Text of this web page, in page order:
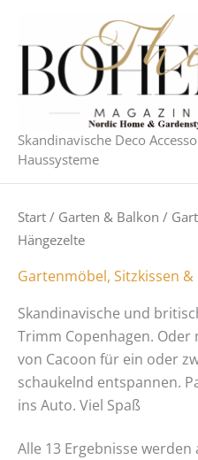
springen
Skandinavische Deco
Haussysteme
Start / Garten & Balkon /
Hängezelte
Gartenmöbel, Sitzkissen
Skandinavische und
Trimm Copenhagen. Oder
von Cacoon für ein oder
schaukelnd entspannen.
ins Auto. Viel Spaß
Alle 13 Ergebnisse werden